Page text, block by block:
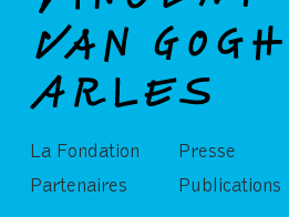
La Fondation
Partenaires
Presse
Publications